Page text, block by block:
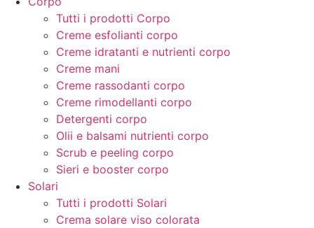
Tutti i prodotti Corpo
Creme esfolianti corpo
Creme idratanti e nutrienti corpo
Creme mani
Creme rassodanti corpo
Creme rimodellanti corpo
Detergenti corpo
Olii e balsami nutrienti corpo
Scrub e peeling corpo
Sieri e booster corpo
Solari
Tutti i prodotti Solari
Crema solare viso colorata